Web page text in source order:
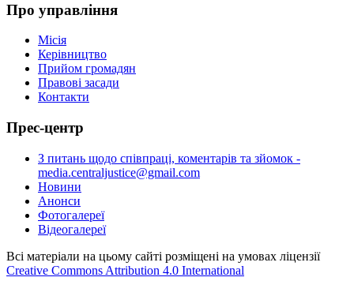
Про управління
Місія
Керівництво
Прийом громадян
Правові засади
Контакти
Прес-центр
З питань щодо співпраці, коментарів та зйомок -
media.centraljustice@gmail.com
Новини
Анонси
Фотогалереї
Відеогалереї
Всі матеріали на цьому сайті розміщені на умовах ліцензії
Creative Commons Attribution 4.0 International